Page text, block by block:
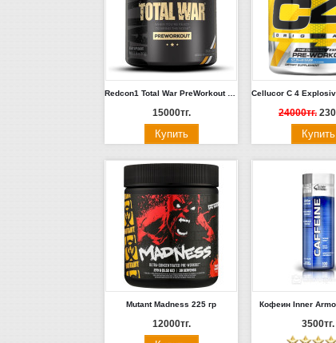
15000тг. 24000тг.
Mutant Madness 225 гр
12000тг.
Кофеин Inner
3500тг.